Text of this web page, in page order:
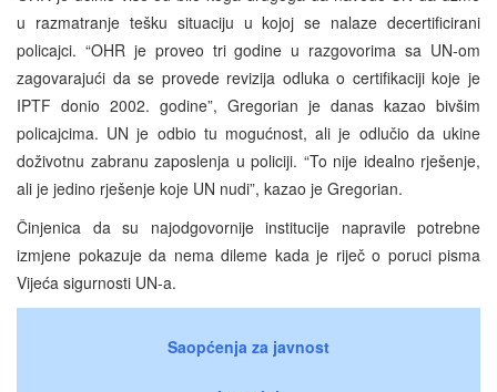
u razmatranje tešku situaciju u kojoj se nalaze decertificirani
policajci. “OHR je proveo tri godine u razgovorima sa UN-om
zagovarajući da se provede revizija odluka o certifikaciji koje je
IPTF donio 2002. godine”, Gregorian je danas kazao bivšim
policajcima. UN je odbio tu mogućnost, ali je odlučio da ukine
doživotnu zabranu zaposlenja u policiji. “To nije idealno rješenje,
ali je jedino rješenje koje UN nudi”, kazao je Gregorian.
Činjenica da su najodgovornije institucije napravile potrebne
izmjene pokazuje da nema dileme kada je riječ o poruci pisma
Vijeća sigurnosti UN-a.
Saopćenja za javnost